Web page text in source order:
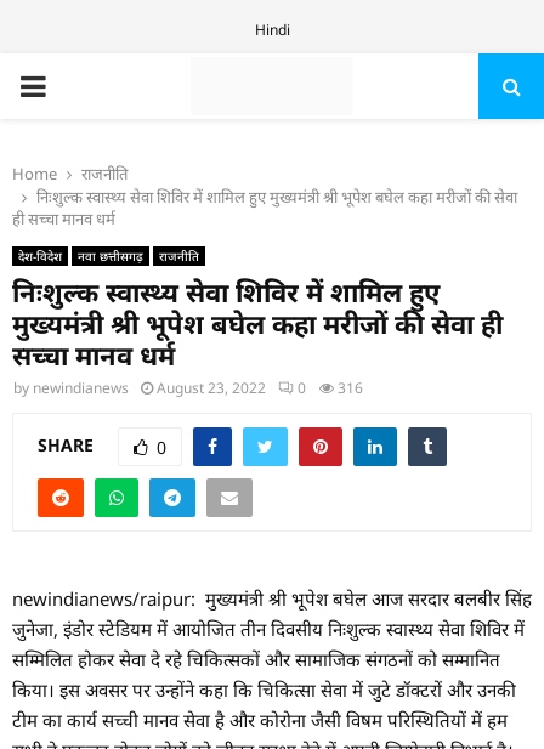
Hindi
PRIMARY
Home
राजनीति
निःशुल्क स्वास्थ्य सेवा शिविर में शामिल हुए मुख्यमंत्री श्री भूपेश बघेल कहा मरीजों की सेवा
ही सच्चा मानव धर्म
देश-विदेश नवा छत्तीसगढ़ राजनीति
निःशुल्क स्वास्थ्य सेवा शिविर में शामिल हुए
मुख्यमंत्री श्री भूपेश बघेल कहा मरीजों की सेवा ही
सच्चा मानव धर्म
by newindianews August 23, 2022 0 316
SHARE 0
newindianews/raipur: मुख्यमंत्री श्री भूपेश बघेल आज सरदार बलबीर सिंह
जुनेजा, इंडोर स्टेडियम में आयोजित तीन दिवसीय निःशुल्क स्वास्थ्य सेवा शिविर में
सम्मिलित होकर सेवा दे रहे चिकित्सकों और सामाजिक संगठनों को सम्मानित
किया। इस अवसर पर उन्होंने कहा कि चिकित्सा सेवा में जुटे डॉक्टरों और उनकी
टीम का कार्य सच्ची मानव सेवा है और कोरोना जैसी विषम परिस्थितियों में हम